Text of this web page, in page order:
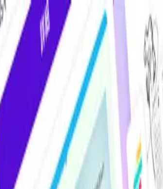
ル・サービス比較メディア。掲載サービス